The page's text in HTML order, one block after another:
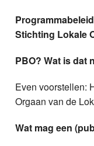
Nieuws
Foto's
Video
Webcam
Stichting Lokale
PBO? Wat is dat
Even voorstellen:
Orgaan van de
Wat mag een